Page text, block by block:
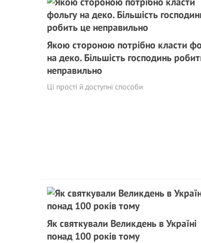
Якою стороною потрібно класти
на деко. Більшість господинь
неправильно
Ці прості й доступні способи
Як святкували Великдень в Україні
понад 100 років тому